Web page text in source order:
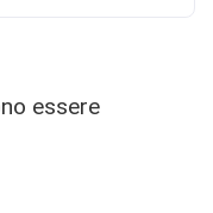
essere